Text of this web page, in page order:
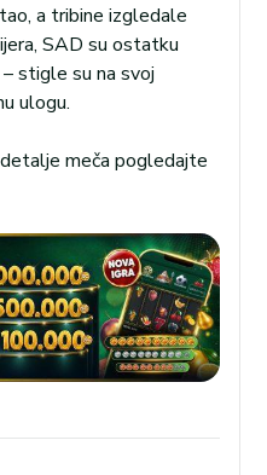
a tribine izgledale
SAD su ostatku
stigle su na svoj
ulogu.
meča pogledajte